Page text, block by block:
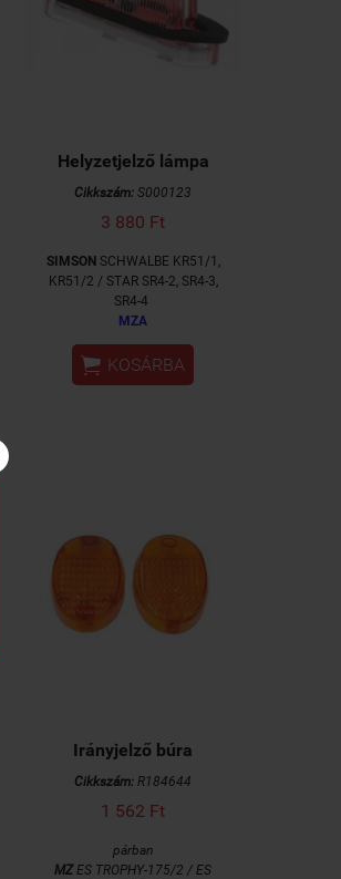
Helyzetjelző lámpa
Cikkszám: S000123
3 880 Ft
SIMSONSCHWALBE KR51/1,
KR51/2 / STAR SR4-2, SR4-3,
SR4-4
MZA
 KOSÁRBA
Irányjelző búra
Cikkszám: R184644
1 562 Ft
párban
MZES TROPHY-175/2 / ES